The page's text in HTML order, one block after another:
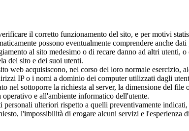
il corretto funzionamento del sito, e per motivi
possono eventualmente comprendere anche
al sito medesimo o di recare danno ad altri utenti,
del sito e dei suoi utenti.
web acquisiscono, nel corso del loro normale esercizio,
IP o i nomi a dominio dei computer utilizzati dagli
nel sottoporre la richiesta al server, la dimensione del
e all'ambiente informatico dell'utente.
ulteriori rispetto a quelli preventivamente
l'impossibilità di erogare alcuni servizi e l'esperienza